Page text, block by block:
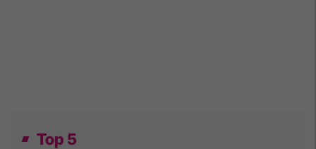
Top 5